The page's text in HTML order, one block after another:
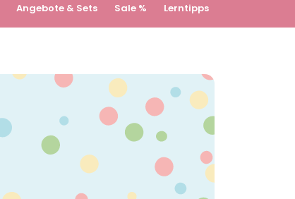
Angebote & Sets Sale % Lerntipps